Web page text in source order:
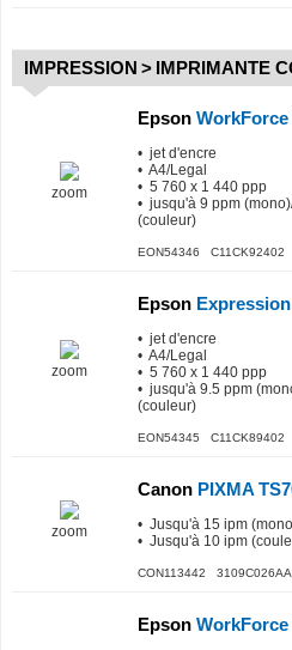
IMPRESSION > IMPRIMANTE
zoom
Epson WorkForce
• jet d'encre
• A4/Legal
• 5 760 x 1 440 ppp
• jusqu'à 9 ppm
(couleur)
EON54346 C11CK92402
zoom
Epson
• jet d'encre
• A4/Legal
• 5 760 x 1 440 ppp
• jusqu'à 9.5 ppm
(couleur)
EON54345 C11CK89402
zoom
Canon PIXMA
• Jusqu'à 15 ipm
• Jusqu'à 10 ipm
CON113442 3109C026AA
Epson WorkForce